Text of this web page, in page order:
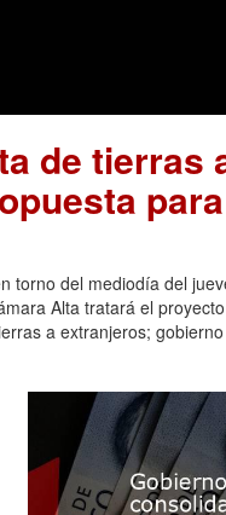
de tierras
torno del mediodía del
Alta tratará el
a extranjeros; gobierno